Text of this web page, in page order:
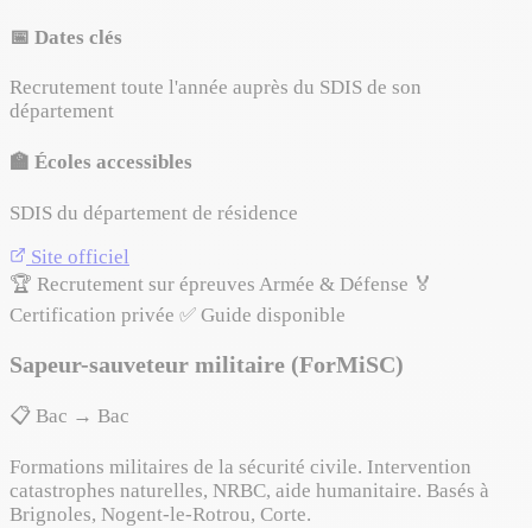
📅 Dates clés
Recrutement toute l'année auprès du SDIS de son
département
🏫 Écoles accessibles
SDIS du département de résidence
Site officiel
🏆 Recrutement sur épreuves Armée & Défense 🏅
Certification privée ✅ Guide disponible
Sapeur-sauveteur militaire (ForMiSC)
📋 Bac → Bac
Formations militaires de la sécurité civile. Intervention
catastrophes naturelles, NRBC, aide humanitaire. Basés à
Brignoles, Nogent-le-Rotrou, Corte.